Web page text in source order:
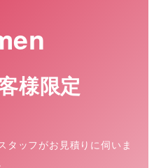
様限定
タッフがお見積りに伺いま